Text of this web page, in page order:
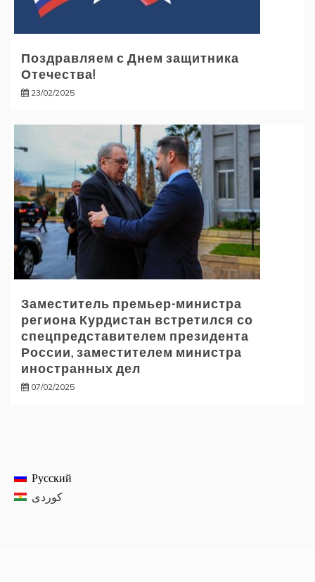
Поздравляем с Днем защитника
Отечества!
23/02/2025
Заместитель премьер-министра
региона Курдистан встретился со
спецпредставителем президента
России, заместителем министра
иностранных дел
07/02/2025
Русский